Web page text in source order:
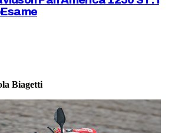
Biagetti